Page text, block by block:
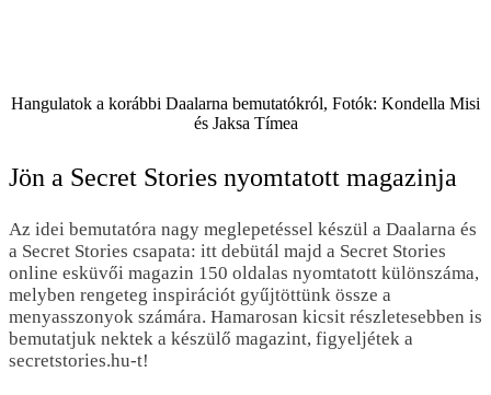
Hangulatok a korábbi Daalarna bemutatókról, Fotók: Kondella Misi
és Jaksa Tímea
Jön a Secret Stories nyomtatott magazinja
Az idei bemutatóra nagy meglepetéssel készül a Daalarna és
a Secret Stories csapata: itt debütál majd a Secret Stories
online esküvői magazin 150 oldalas nyomtatott különszáma,
melyben rengeteg inspirációt gyűjtöttünk össze a
menyasszonyok számára. Hamarosan kicsit részletesebben is
bemutatjuk nektek a készülő magazint, figyeljétek a
secretstories.hu-t!